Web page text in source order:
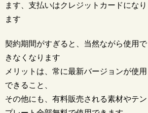
ます、支払いはクレジットカードになり
ます
契約期間がすぎると、当然ながら使用で
きなくなります
メリットは、常に最新バージョンが使用
できること、
その他にも、有料販売される素材やテン